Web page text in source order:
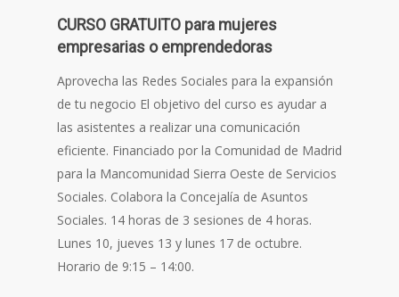
CURSO GRATUITO para mujeres
empresarias o emprendedoras
Aprovecha las Redes Sociales para la expansión
de tu negocio El objetivo del curso es ayudar a
las asistentes a realizar una comunicación
eficiente. Financiado por la Comunidad de Madrid
para la Mancomunidad Sierra Oeste de Servicios
Sociales. Colabora la Concejalía de Asuntos
Sociales. 14 horas de 3 sesiones de 4 horas.
Lunes 10, jueves 13 y lunes 17 de octubre.
Horario de 9:15 – 14:00.